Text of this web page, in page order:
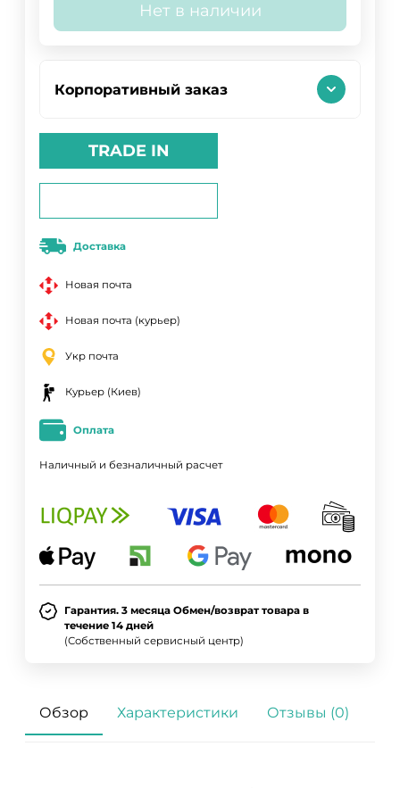
Нет в наличии
Корпоративный заказ
TRADE IN
Доставка
Новая почта
Новая почта (курьер)
Укр почта
Курьер (Киев)
Оплата
Наличный и безналичный расчет
Гарантия. 3 месяца Обмен/возврат товара в
течение 14 дней
(Собственный сервисный центр)
Обзор Характеристики Отзывы (0)